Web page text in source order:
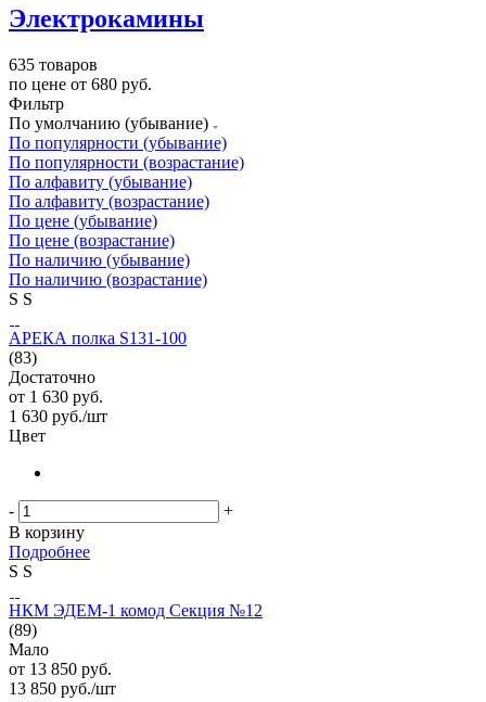
Электрокамины
635 товаров
по цене от 680 руб.
Фильтр
По умолчанию (убывание)
По популярности (убывание)
По популярности (возрастание)
По алфавиту (убывание)
По алфавиту (возрастание)
По цене (убывание)
По цене (возрастание)
По наличию (убывание)
По наличию (возрастание)
S S
АРЕКА полка S131-100
(83)
Достаточно
от 1 630 руб.
1 630 руб./шт
Цвет
-
+
В корзину
Подробнее
S S
НКМ ЭДЕМ-1 комод Секция №12
(89)
Мало
от 13 850 руб.
13 850 руб./шт